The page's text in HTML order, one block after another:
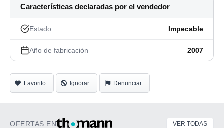
Características declaradas por el vendedor
Estado Impecable
Año de fabricación 2007
Favorito Ignorar Denunciar
OFERTAS EN VER TODAS